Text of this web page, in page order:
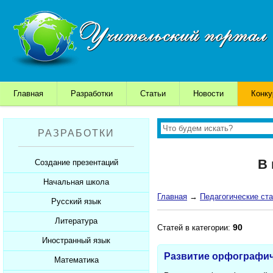
Главная Разработки Статьи Новости
РАЗРАБОТКИ
Создание презентаций
Шаблоны для презентаций
Советы начинающим
Советы дедушки
К презентации...
Начальная школа
Уроки
Презентации
Мультимедийные тесты
Печатные тесты
Русский язык
Уроки
Презентации
Мультимедийные тесты
Литература
Уроки
Презентации
Иностранный язык
Уроки
Математика
В
Главная → Педагогические
Статей в категории: 90
Развитие